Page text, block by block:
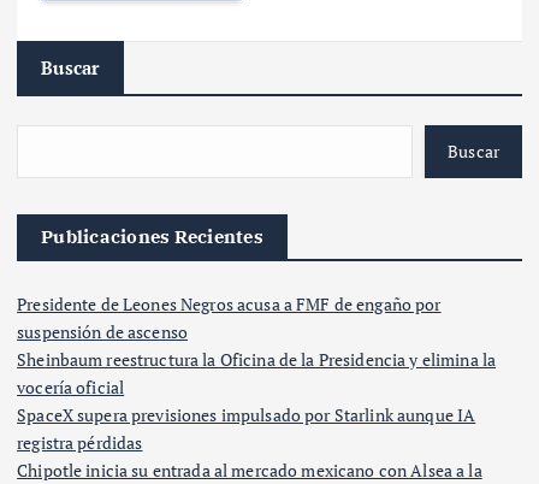
Buscar
Buscar
Publicaciones Recientes
Presidente de Leones Negros acusa a FMF de engaño por
suspensión de ascenso
Sheinbaum reestructura la Oficina de la Presidencia y elimina la
vocería oficial
SpaceX supera previsiones impulsado por Starlink aunque IA
registra pérdidas
Chipotle inicia su entrada al mercado mexicano con Alsea a la